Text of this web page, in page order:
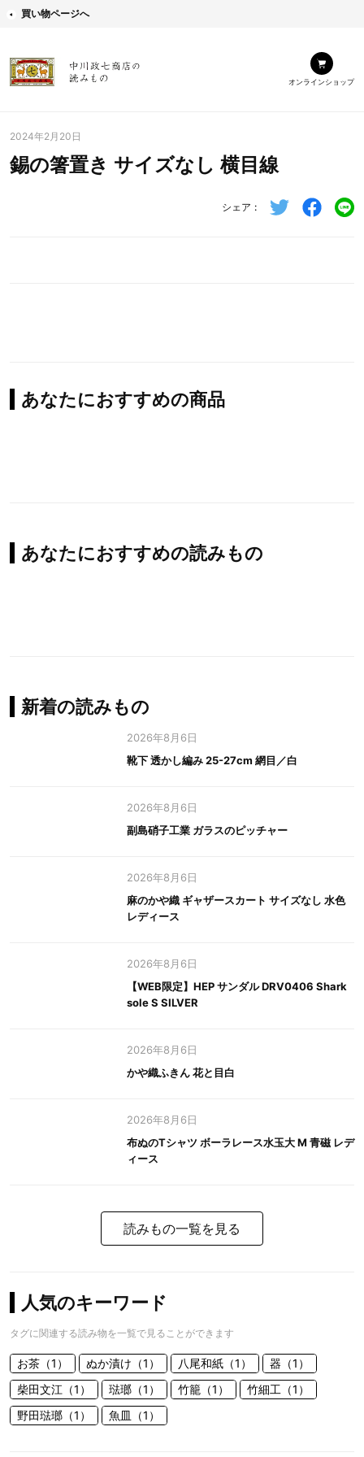
買い物ページへ
オンラインショップ
2024年2月20日
錫の箸置き サイズなし 横目線
シェア
あなたにおすすめの商品
あなたにおすすめの読みもの
新着の読みもの
2026年8月6日
靴下 透かし編み 25-27cm 網目／白
2026年8月6日
副島硝子工業 ガラスのピッチャー
2026年8月6日
麻のかや織 ギャザースカート サイズなし 水色
レディース
2026年8月6日
【WEB限定】HEP サンダル DRV0406 Shark
sole S SILVER
2026年8月6日
かや織ふきん 花と目白
2026年8月6日
布ぬのTシャツ ボーラレース水玉大 M 青磁 レデ
ィース
読みもの一覧を見る
人気のキーワード
タグに関連する読み物を一覧で見ることができます
お茶（1） ぬか漬け（1） 八尾和紙（1）
器（1）
柴田文江（1）
琺瑯（1） 竹籠（1）
竹細工（1）
野田琺瑯（1）
魚皿（1）